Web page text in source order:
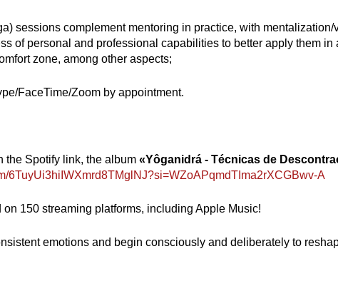
sessions complement mentoring in practice, with
of personal and professional capabilities to better apply them
zone, among other aspects;
FaceTime/Zoom by appointment.
the Spotify link, the album «Yôganidrá - Técnicas de
6TuyUi3hiIWXmrd8TMglNJ?si=WZoAPqmdTIma2rXCGBwv-A
150 streaming platforms, including Apple Music!
emotions and begin consciously and deliberately to